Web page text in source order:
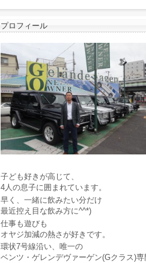
プロフィール
子ども好きが高じて、
4人の息子に囲まれています。
早く、一緒に飲みたい分だけ
最近控え目な飲み方に^^*)
仕事も遊びも
オヤジ加減の熱さが好きです。
環状7号線沿い、唯一の
ベンツ・ゲレンデヴァーゲン(Gクラス)専